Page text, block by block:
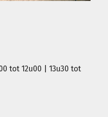
tot 12u00 | 13u30 tot